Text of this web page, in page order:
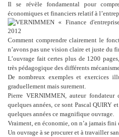
Il se révèle fondamental pour
économiques et financiers relatif à
Comment comprendre clairement le
n’avons pas une vision claire et juste du
L’ouvrage fait certes plus de 1200
très pédagogique des différents
De nombreux exemples et exercices
graduellement mais surement.
Pierre VERNIMMEN, auteur
quelques années, ce sont Pascal QUIRY
quelques années ce magnifique ouvrage.
Vraiment, en économie, on n’a jamais fini
Un ouvrage à se procurer et à travailler